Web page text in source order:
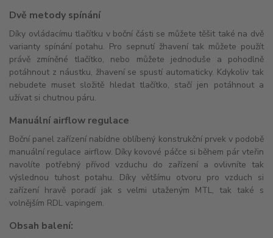
Dvě metody spínání
Díky ovládacímu tlačítku v boční části se můžete těšit také na dvě
varianty spínání potahu. Pro sepnutí žhavení tak můžete použít
právě zmíněné tlačítko, nebo můžete jednoduše a pohodlně
potáhnout z náustku, žhavení se spustí automaticky. Kdykoliv tak
nebudete muset složitě hledat tlačítko, stačí jen potáhnout a
užívat si chutnou páru.
Manuální airflow regulace
Boční panel zařízení nabídne oblíbený konstrukční prvek v podobě
manuální regulace airflow. Díky kovové páčce si během pár vteřin
navolíte potřebný přívod vzduchu do zařízení a ovlivníte tak
výslednou tuhost potahu. Díky většímu otvoru pro vzduch si
zařízení hravě poradí jak s velmi utaženým MTL, tak také s
volnějším RDL vapingem.
Obsah balení: